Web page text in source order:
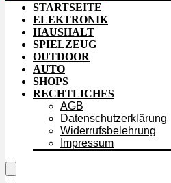
STARTSEITE
ELEKTRONIK
HAUSHALT
SPIELZEUG
OUTDOOR
AUTO
SHOPS
RECHTLICHES
AGB
Datenschutzerklärung
Widerrufsbelehrung
Impressum